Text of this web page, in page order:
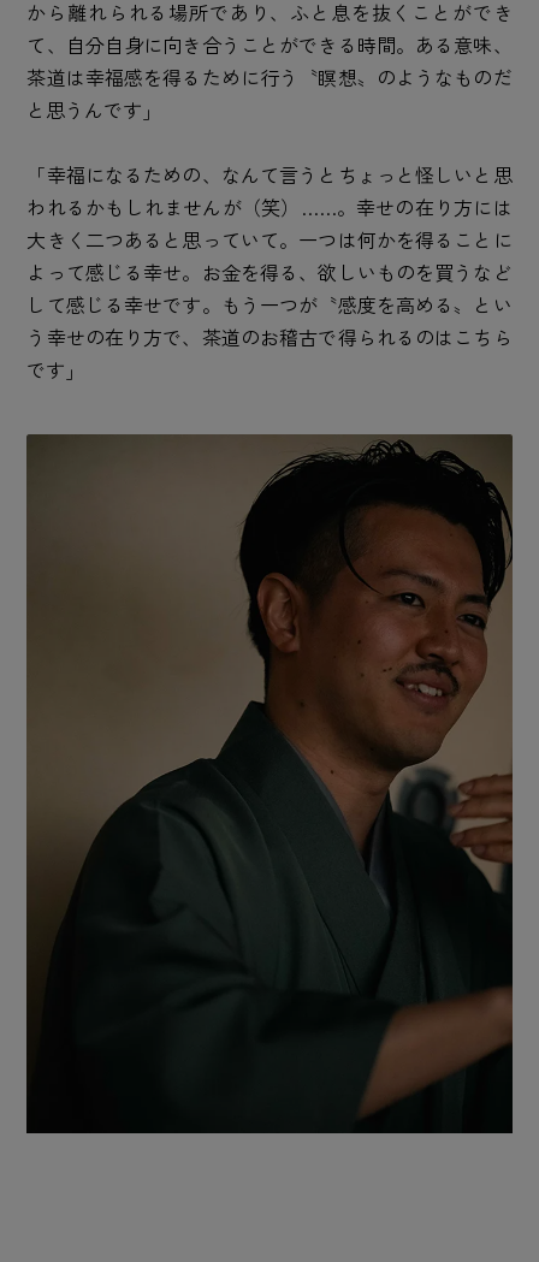
から離れられる場所であり、ふと息を抜くことができ
て、自分自身に向き合うことができる時間。ある意味、
茶道は幸福感を得るために行う〝瞑想〟のようなものだ
と思うんです」
「幸福になるための、なんて言うとちょっと怪しいと思
われるかもしれませんが（笑）……。幸せの在り方には
大きく二つあると思っていて。一つは何かを得ることに
よって感じる幸せ。お金を得る、欲しいものを買うなど
して感じる幸せです。もう一つが〝感度を高める〟とい
う幸せの在り方で、茶道のお稽古で得られるのはこちら
です」